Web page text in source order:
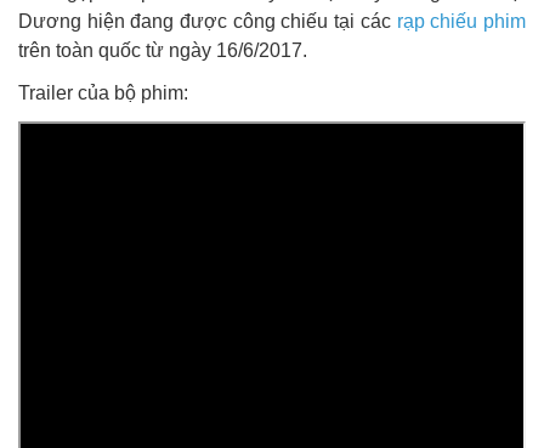
Dương hiện đang được công chiếu tại các rạp chiếu phim
trên toàn quốc từ ngày 16/6/2017.
Trailer của bộ phim: